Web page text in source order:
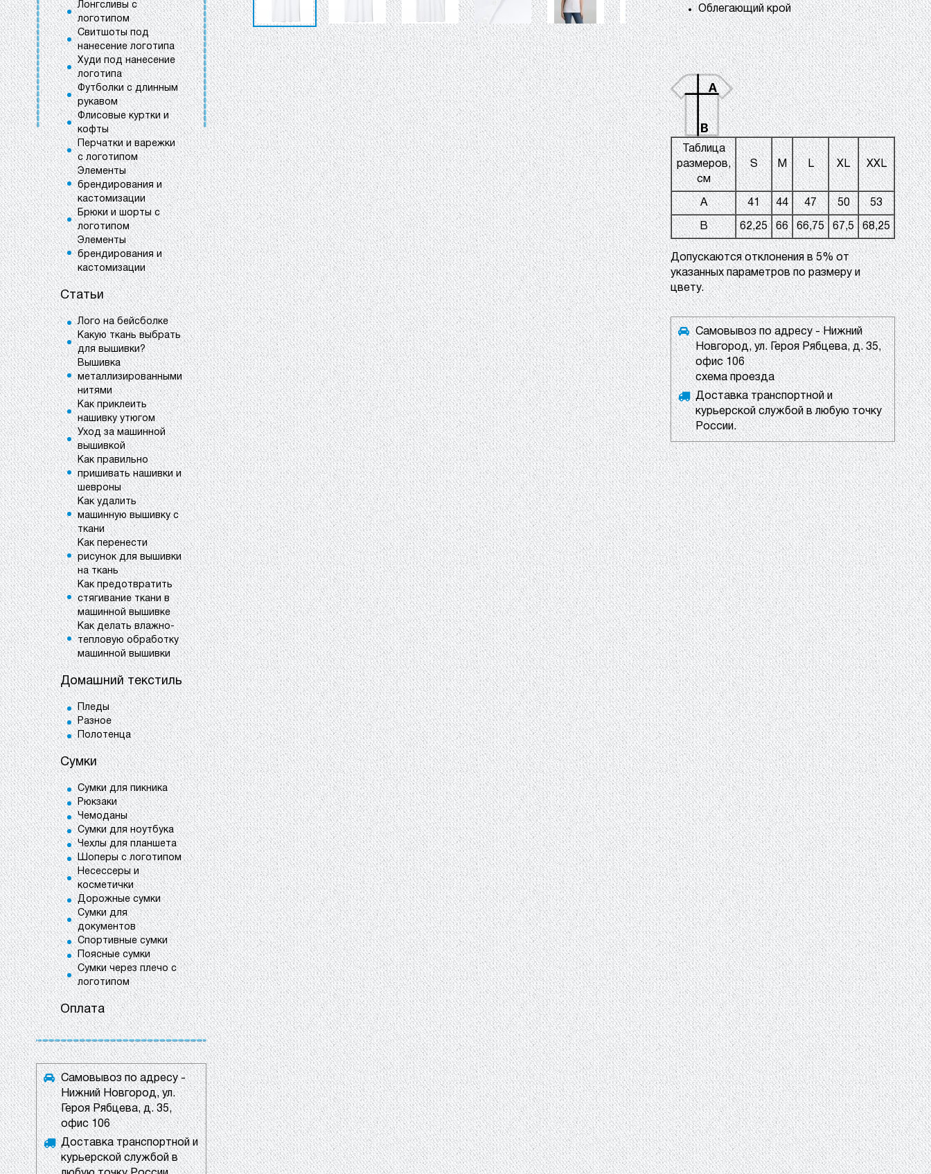
Лонгсливы с
логотипом
Свитшоты под
нанесение логотипа
Худи под нанесение
логотипа
Футболки с длинным
рукавом
Флисовые куртки и
кофты
Перчатки и варежки
с логотипом
Элементы
брендирования и
кастомизации
Брюки и шорты с
логотипом
Элементы
брендирования и
кастомизации
Статьи
Лого на бейсболке
Какую ткань выбрать
для вышивки?
Вышивка
металлизированными
нитями
Как приклеить
нашивку утюгом
Уход за машинной
вышивкой
Как правильно
пришивать нашивки и
шевроны
Как удалить
машинную вышивку с
ткани
Как перенести
рисунок для вышивки
на ткань
Как предотвратить
стягивание ткани в
машинной вышивке
Как делать влажно-
тепловую обработку
машинной вышивки
Домашний текстиль
Пледы
Разное
Полотенца
Сумки
Сумки для пикника
Рюкзаки
Чемоданы
Сумки для ноутбука
Чехлы для планшета
Шоперы с логотипом
Несессеры и
косметички
Дорожные сумки
Сумки для
документов
Спортивные сумки
Поясные сумки
Сумки через плечо с
логотипом
Оплата
Самовывоз по адресу -
Нижний Новгород, ул.
Героя Рябцева, д. 35,
офис 106
Доставка транспортной и
курьерской службой в
Облегающий крой
Таблица
размеров,
см
S M L XL XXL
A 41 44 47 50 53
B 62,25 66 66,75 67,5 68,25
Допускаются отклонения в 5% от
указанных параметров по размеру и
цвету.
Самовывоз по адресу - Нижний
Новгород, ул. Героя Рябцева, д. 35,
офис 106
схема проезда
Доставка транспортной и
курьерской службой в любую точку
России.